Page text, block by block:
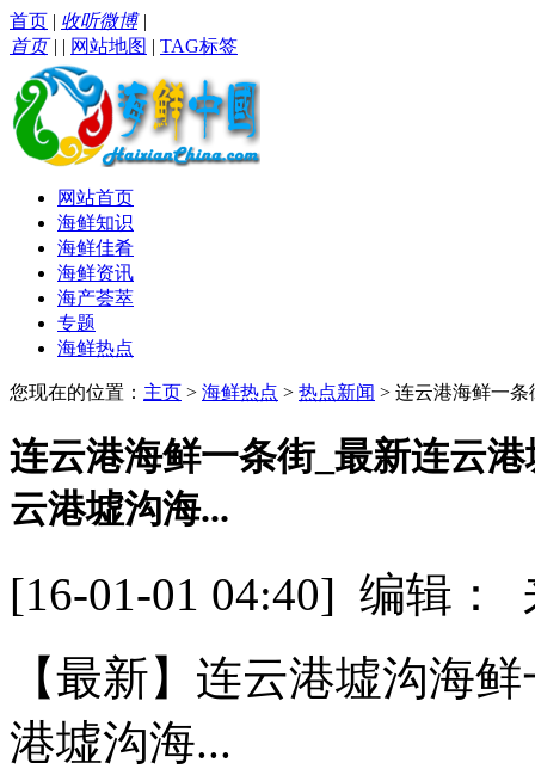
首页 | 收听微博|
首页| | 网站地图 | TAG标签
网站首页
海鲜知识
海鲜佳肴
海鲜资讯
海产荟萃
专题
海鲜热点
您现在的位置： 主页 > 海鲜热点 > 热点新闻 > 连云港海鲜一
连云港海鲜一条街_最新连云
云港墟沟海...
[16-01-01 04:40] 编辑
【最新】连云港墟沟海
港墟沟海...